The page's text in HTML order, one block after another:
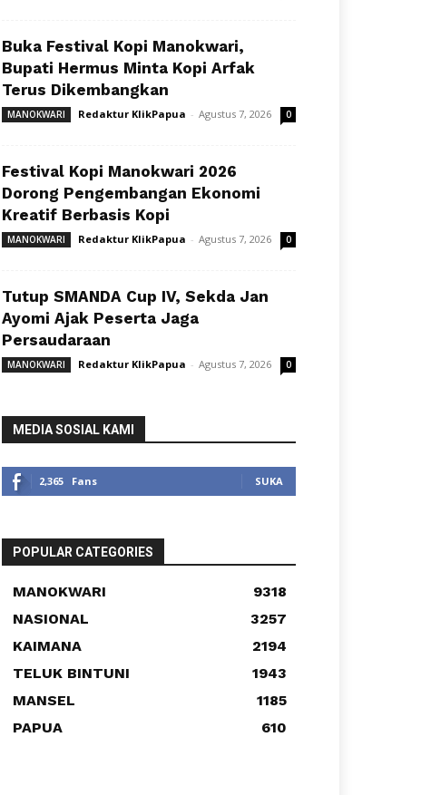
Buka Festival Kopi Manokwari,
Bupati Hermus Minta Kopi Arfak
Terus Dikembangkan
MANOKWARI Redaktur KlikPapua - Agustus 7, 2026 0
Festival Kopi Manokwari 2026
Dorong Pengembangan Ekonomi
Kreatif Berbasis Kopi
MANOKWARI Redaktur KlikPapua - Agustus 7, 2026 0
Tutup SMANDA Cup IV, Sekda Jan
Ayomi Ajak Peserta Jaga
Persaudaraan
MANOKWARI Redaktur KlikPapua - Agustus 7, 2026 0
MEDIA SOSIAL KAMI
2,365 Fans SUKA
POPULAR CATEGORIES
MANOKWARI
9318
NASIONAL
3257
KAIMANA
2194
TELUK BINTUNI
1943
MANSEL
1185
PAPUA
610